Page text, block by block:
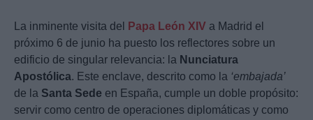
La inminente visita del Papa León XIV a Madrid el
próximo 6 de junio ha puesto los reflectores sobre un
edificio de singular relevancia: la Nunciatura
Apostólica. Este enclave, descrito como la ‘embajada’
de la Santa Sede en España, cumple un doble propósito:
servir como centro de operaciones diplomáticas y como